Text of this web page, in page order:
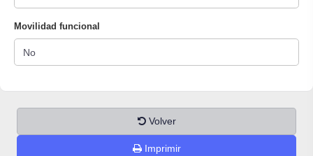
Movilidad funcional
Volver
Imprimir